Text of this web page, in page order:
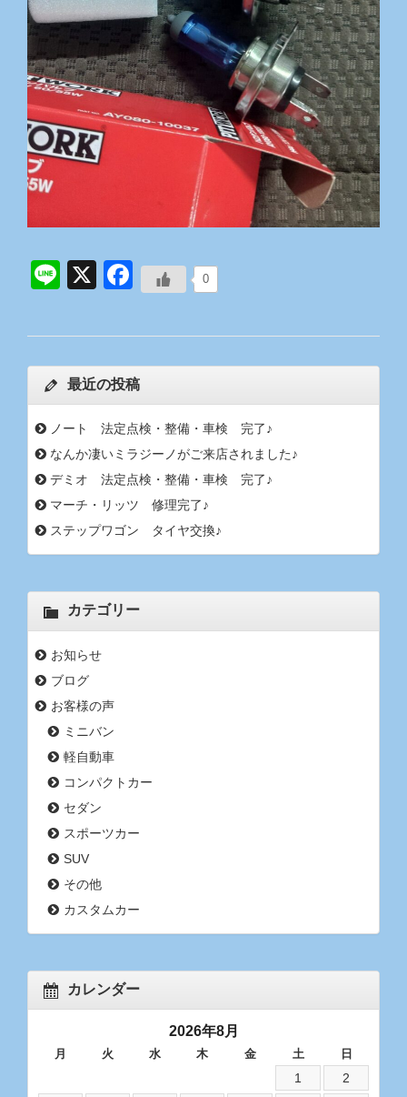
0
Line
X Facebook
最近の投稿
ノート 法定点検・整備・車検 完了♪
なんか凄いミラジーノがご来店されました♪
デミオ 法定点検・整備・車検 完了♪
マーチ・リッツ 修理完了♪
ステップワゴン タイヤ交換♪
カテゴリー
お知らせ
ブログ
お客様の声
ミニバン
軽自動車
コンパクトカー
セダン
スポーツカー
SUV
その他
カスタムカー
カレンダー
2026年8月
月 火 水 木 金 土 日
1
2